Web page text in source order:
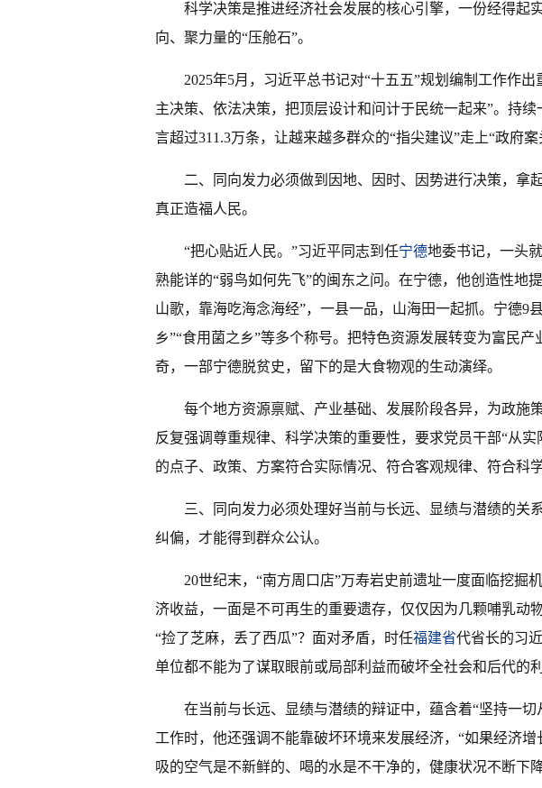
科学决策是推进经济社会发展的核心引擎，一份经得起
向、聚力量的“压舱石”。
2025年5月，习近平总书记对“十五五”规划编制工作作
主决策、依法决策，把顶层设计和问计于民统一起来”。持
言超过311.3万条，让越来越多群众的“指尖建议”走上“政府案
二、同向发力必须做到因地、因时、因势进行决策，拿
真正造福人民。
“把心贴近人民。”习近平同志到任宁德地委书记，一头
熟能详的“弱鸟如何先飞”的闽东之问。在宁德，他创造性地
山歌，靠海吃海念海经”，一县一品，山海田一起抓。宁德9
乡”“食用菌之乡”等多个称号。把特色资源发展转变为富民
奇，一部宁德脱贫史，留下的是大食物观的生动演绎。
每个地方资源禀赋、产业基础、发展阶段各异，为政施
反复强调尊重规律、科学决策的重要性，要求党员干部“从
的点子、政策、方案符合实际情况、符合客观规律、符合科学
三、同向发力必须处理好当前与长远、显绩与潜绩的关
纠偏，才能得到群众公认。
20世纪末，“南方周口店”万寿岩史前遗址一度面临挖掘
济收益，一面是不可再生的重要遗存，仅仅因为几颗哺乳动
“捡了芝麻，丢了西瓜”？面对矛盾，时任福建省代省长的习
单位都不能为了谋取眼前或局部利益而破坏全社会和后代的
在当前与长远、显绩与潜绩的辩证中，蕴含着“坚持一
工作时，他还强调不能靠破坏环境来发展经济，“如果经济
吸的空气是不新鲜的、喝的水是不干净的，健康状况不断下